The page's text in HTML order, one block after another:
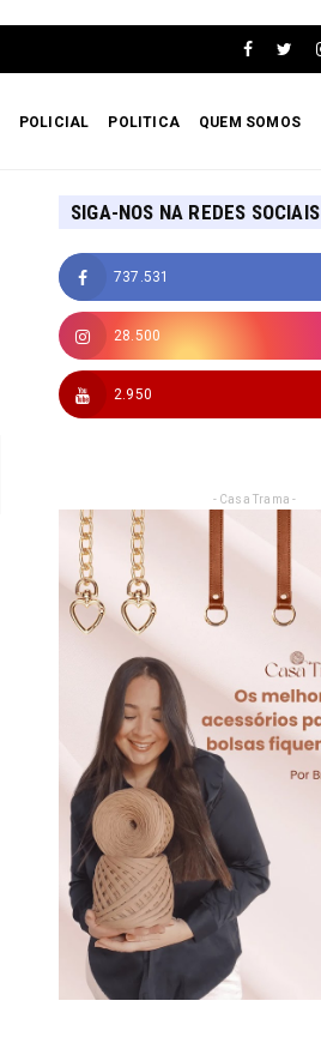
POLICIAL POLITICA QUEM SOMOS
SIGA-NOS NA REDES SOCIAIS
737.531
28.500
2.950
- Casa Trama -